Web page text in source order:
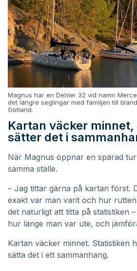
Magnus har en Dehler 32 vid namn
det längre seglingar med familjen till
Gotland.
Kartan väcker
sätter det i
När Magnus öppnar en sparad
samma ställe.
– Jag tittar gärna på kartan först.
exakt var man varit och hur
det naturligt att titta på statistiken
hur länge man var ute, och
Kartan väcker minnet. Statistiken
sätta det i ett sammanhang.